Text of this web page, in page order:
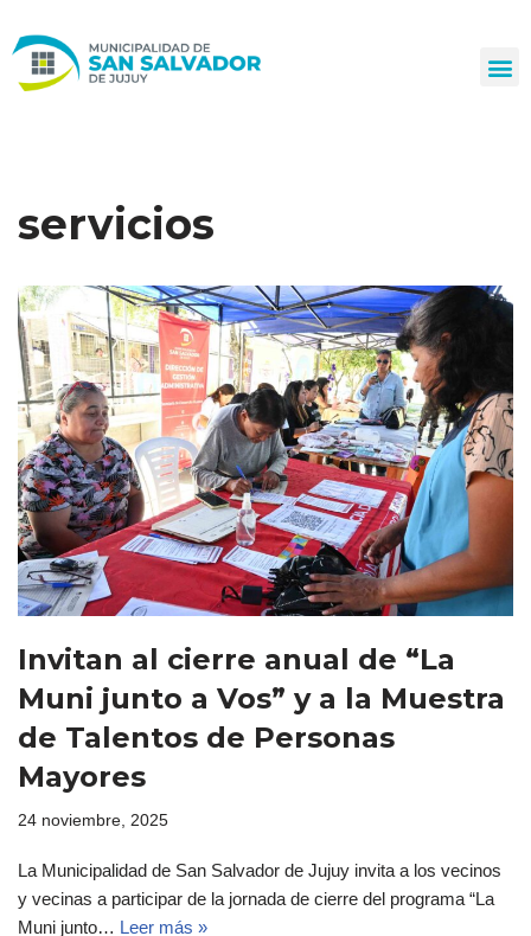
al
servicios
Invitan al cierre anual de “La
Muni junto a Vos” y a la Muestra
de Talentos de Personas
Mayores
24 noviembre, 2025
La Municipalidad de San Salvador de Jujuy invita a los vecinos
y vecinas a participar de la jornada de cierre del programa “La
Muni junto… Leer más »